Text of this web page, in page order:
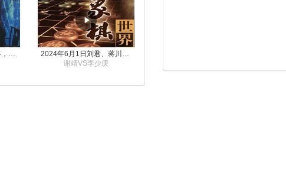
2024年6月8日象棋世界，刘君、蒋川讲解了第九届杨官璘杯全国象棋公开赛孟繁睿与许文章的对局
2024年6月1日刘君、蒋川讲解第三届上海杯象棋大师赛谢靖与李少庚的对局
谢靖VS李少庚